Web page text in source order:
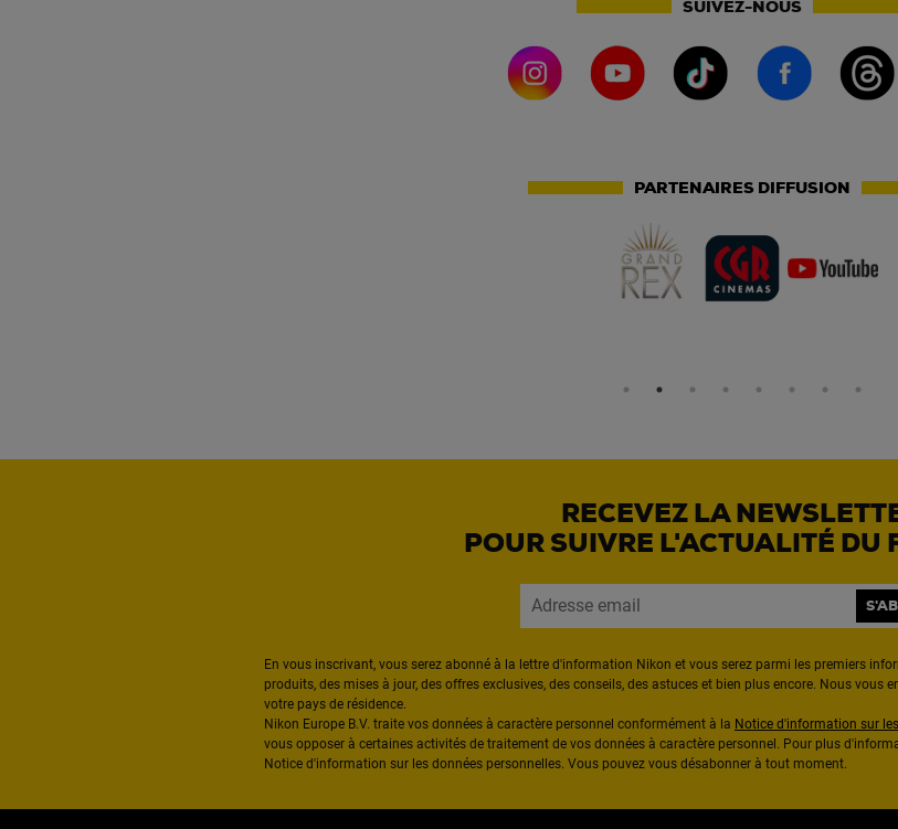
SUIVEZ-NOUS
PARTENAIRES DIFFUSION
RECEVEZ LA
POUR SUIVRE L'ACTUALITÉ DU
En vous inscrivant, vous serez abonné à la lettre d'information Nikon et vous serez parmi les premiers
produits, des mises à jour, des offres exclusives, des conseils, des astuces et bien plus encore. Nous vous
votre pays de résidence.
Nikon Europe B.V. traite vos données à caractère personnel conformément à la Notice d'information sur
vous opposer à certaines activités de traitement de vos données à caractère personnel. Pour plus
Notice d'information sur les données personnelles. Vous pouvez vous désabonner à tout moment.